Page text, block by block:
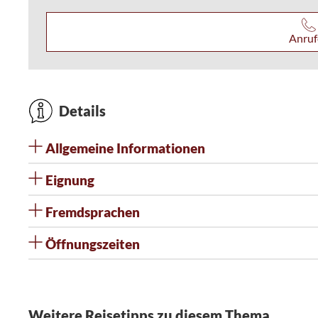
Details
Allgemeine Informationen
Eignung
Fremdsprachen
Öffnungszeiten